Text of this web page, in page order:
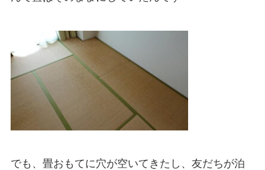
でも、畳おもてに穴が空いてきたし、友だちが泊